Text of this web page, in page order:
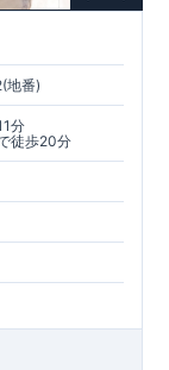
地番)
分
徒歩20分